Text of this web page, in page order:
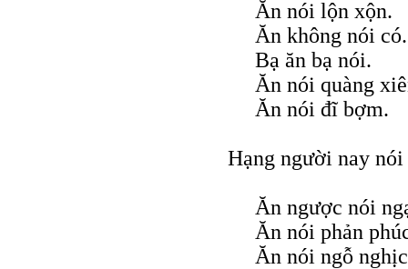
Ăn nói lộn xộn.
Ăn không nói có.
Bạ ăn bạ nói.
Ăn nói quàng
Ăn nói đĩ bợm.
Hạng người nay
Ăn ngược nói
Ăn nói phản
Ăn nói ngỗ